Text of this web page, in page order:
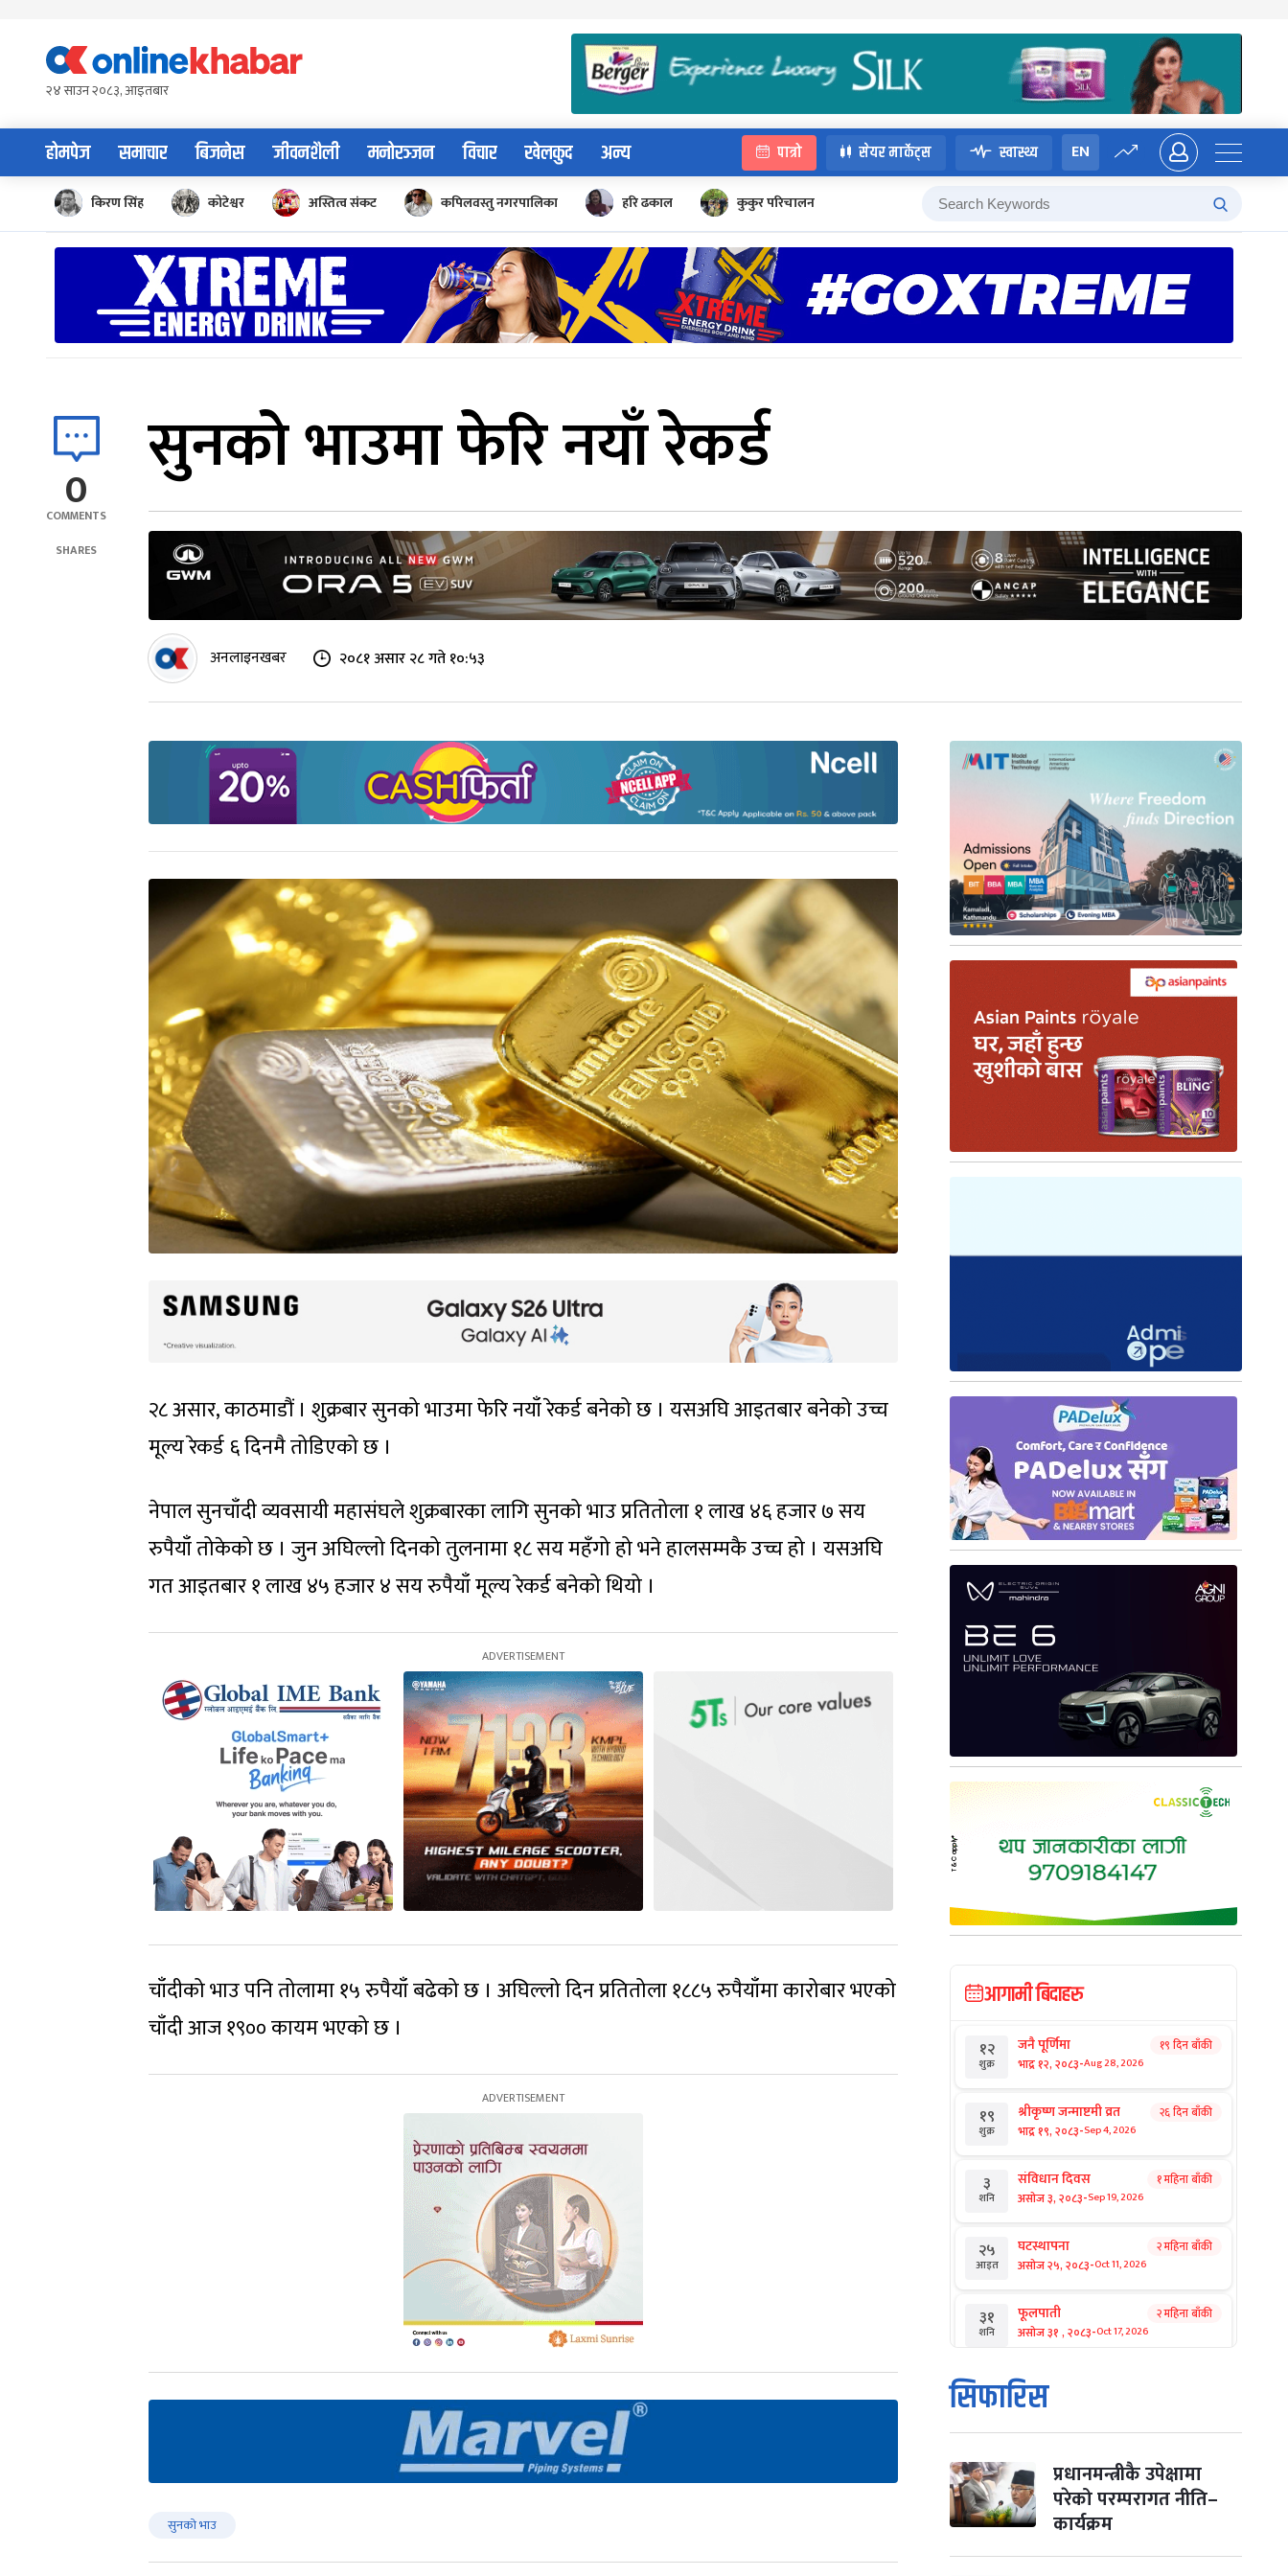
content२४ साउन २०८३, आइतबार
होमपेज समाचार बिजनेस जीवनशैली मनोरञ्जन विचार खेलकुद अन्य पात्रो सेयर मार्केट्स स्वास्थ्य EN
किरण सिंह कोटेश्वर अस्तित्व संकट कपिलवस्तु नगरपालिका हरि ढकाल कुकुर परिचालन
0
COMMENTS
SHARES
सुनको भाउमा फेरि नयाँ रेकर्ड
अनलाइनखबर २०८१ असार २८ गते १०:५३
२८ असार, काठमाडौं । शुक्रबार सुनको भाउमा फेरि नयाँ रेकर्ड बनेको छ । यसअघि आइतबार बनेको उच्च
मूल्य रेकर्ड ६ दिनमै तोडिएको छ ।
नेपाल सुनचाँदी व्यवसायी महासंघले शुक्रबारका लागि सुनको भाउ प्रतितोला १ लाख ४६ हजार ७ सय
रुपैयाँ तोकेको छ । जुन अघिल्लो दिनको तुलनामा १८ सय महँगो हो भने हालसम्मकै उच्च हो । यसअघि
गत आइतबार १ लाख ४५ हजार ४ सय रुपैयाँ मूल्य रेकर्ड बनेको थियो ।
चाँदीको भाउ पनि तोलामा १५ रुपैयाँ बढेको छ । अघिल्लो दिन प्रतितोला १८८५ रुपैयाँमा कारोबार भएको
चाँदी आज १९०० कायम भएको छ ।
सुनको भाउ
आगामी बिदाहरु
१२
शुक्र
जनै पूर्णिमा
भाद्र १२, २०८३-Aug 28, 2026
१९ दिन बाँकी
१९
शुक्र
श्रीकृष्ण जन्माष्टमी व्रत
भाद्र १९, २०८३-Sep 4, 2026
२६ दिन बाँकी
३
शनि
संविधान दिवस
असोज ३, २०८३-Sep 19, 2026
१ महिना बाँकी
२५
आइत
घटस्थापना
असोज २५, २०८३-Oct 11, 2026
२ महिना बाँकी
३१
शनि
फूलपाती
असोज ३१ , २०८३-Oct 17, 2026
२ महिना बाँकी
१
आइत
कार्तिक सङ्क्रान्ति
कार्तिक १, २०८३
मंगल कार्तिक ३, २०८३-Oct 20, 2026
४ विजयादशमी
कार्तिक ४, २०८३-Oct 21, 2026
सिफारिस
प्रधानमन्त्रीकै उपेक्षामा
परेको परम्परागत नीति–
कार्यक्रम